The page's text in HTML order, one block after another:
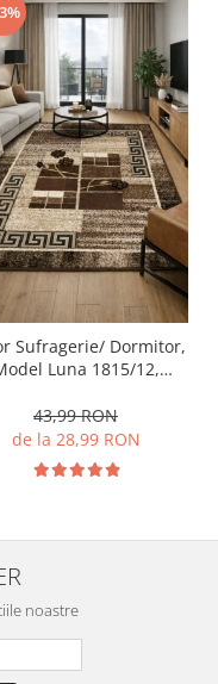
Sufragerie/ Dormitor,
Luna 1815/12,
43,99 RON
de la 28,99 RON
noastre